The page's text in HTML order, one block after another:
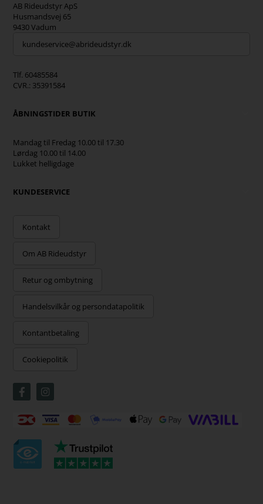
AB Rideudstyr ApS
Husmandsvej 65
9430 Vadum
kundeservice@abrideudstyr.dk
Tlf. 60485584
CVR.: 35391584
ÅBNINGSTIDER BUTIK
Mandag til Fredag 10.00 til 17.30
Lørdag 10.00 til 14.00
Lukket helligdage
KUNDESERVICE
Kontakt
Om AB Rideudstyr
Retur og ombytning
Handelsvilkår og persondatapolitik
Kontantbetaling
Cookiepolitik